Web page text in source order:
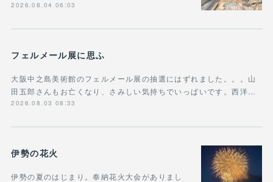
2026.08.04 06:03
フェルメール展に思ふ
大阪中之島美術館のフェルメール展の抽選にはずれました。。。山
田五郎さんもお亡くなり、さみしい気持ちでいっぱいです。西洋…
2026.08.03 08:33
伊勢の花火
伊勢の夏のはじまり。奉納花火大会がありまし